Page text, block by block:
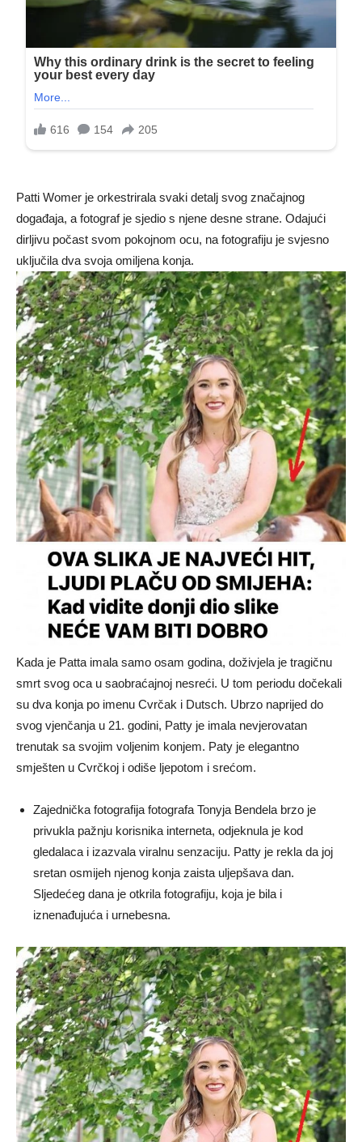
Patti Womer je orkestrirala svaki detalj svog značajnog
događaja, a fotograf je sjedio s njene desne strane. Odajući
dirljivu počast svom pokojnom ocu, na fotografiju je svjesno
uključila dva svoja omiljena konja.
Kada je Patta imala samo osam godina, doživjela je tragičnu
smrt svog oca u saobraćajnoj nesreći. U tom periodu dočekali
su dva konja po imenu Cvrčak i Dutsch. Ubrzo naprijed do
svog vjenčanja u 21. godini, Patty je imala nevjerovatan
trenutak sa svojim voljenim konjem. Paty je elegantno
smješten u Cvrčkoj i odiše ljepotom i srećom.
Zajednička fotografija fotografa Tonyja Bendela brzo je
privukla pažnju korisnika interneta, odjeknula je kod
gledalaca i izazvala viralnu senzaciju. Patty je rekla da joj
sretan osmijeh njenog konja zaista uljepšava dan.
Sljedećeg dana je otkrila fotografiju, koja je bila i
iznenađujuća i urnebesna.